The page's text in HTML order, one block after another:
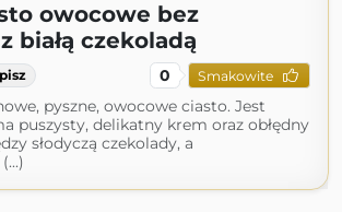
owocowe bez
białą czekoladą
0 Smakowite
pyszne, owocowe ciasto. Jest
puszysty, delikatny krem oraz obłędny
słodyczą czekolady, a